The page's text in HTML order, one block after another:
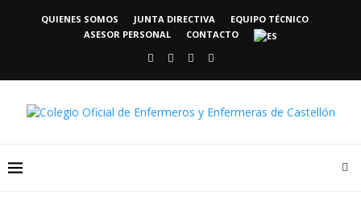
QUIENES SOMOS JUNTA DIRECTIVA
EQUIPO TÉCNICO
ASESOR PERSONAL
CONTACTO